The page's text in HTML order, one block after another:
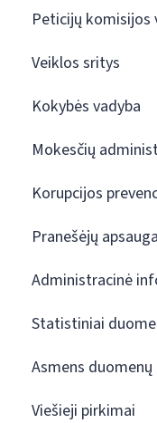
Peticijų komisijos
Veiklos sritys
Kokybės vadyba
Mokesčių
Korupcijos
Pranešėjų
Administracinė
Statistiniai
Asmens duomenų
Viešieji pirkimai